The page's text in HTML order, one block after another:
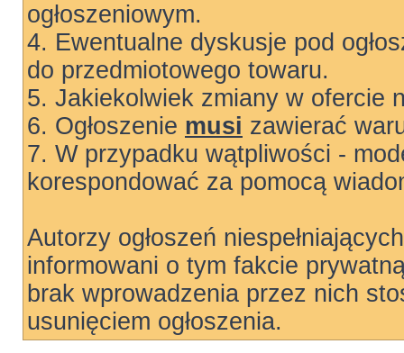
ogłoszeniowym.
4. Ewentualne dyskusje pod
do przedmiotowego towaru.
5. Jakiekolwiek zmiany w ofercie
6. Ogłoszenie musi zawierać
7. W przypadku wątpliwości -
korespondować za pomocą
Autorzy ogłoszeń
informowani o tym fakcie
brak wprowadzenia przez nich
usunięciem ogłoszenia.